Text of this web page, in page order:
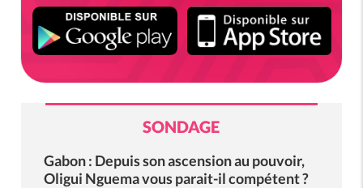
SONDAGE
Gabon : Depuis son ascension au pouvoir,
Oligui Nguema vous parait-il compétent ?